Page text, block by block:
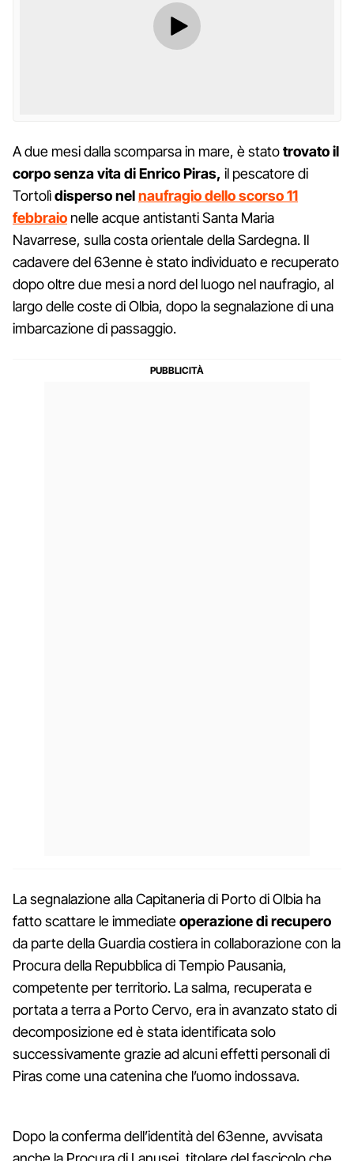
A due mesi dalla scomparsa in mare, è statotrovato il
corpo senza vita di Enrico Piras, il pescatore di
Tortolìdisperso nelnaufragio dello scorso 11
febbraio nelle acque antistanti Santa Maria
Navarrese, sulla costa orientale della Sardegna. Il
cadavere del 63enne è stato individuato e recuperato
dopo oltre due mesi a nord del luogo nel naufragio, al
largo delle coste di Olbia, dopo la segnalazione di una
imbarcazione di passaggio.
La segnalazione alla Capitaneria di Porto di Olbia ha
fatto scattare le immediateoperazione di recupero
da parte della Guardia costiera in collaborazione con la
Procura della Repubblica di Tempio Pausania,
competente per territorio. La salma, recuperata e
portata a terra a Porto Cervo, era in avanzato stato di
decomposizione ed è stata identificata solo
successivamente grazie ad alcuni effetti personali di
Piras come una catenina che l’uomo indossava.
Dopo la conferma dell’identità del 63enne, avvisata